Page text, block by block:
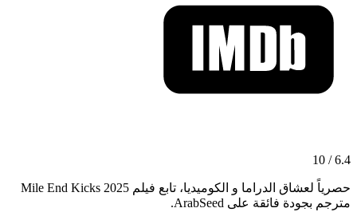
6.4 / 10
حصرياً لعشاق الدراما و الكوميديا، تابع فيلم Mile End Kicks 2025
مترجم بجودة فائقة على ArabSeed.